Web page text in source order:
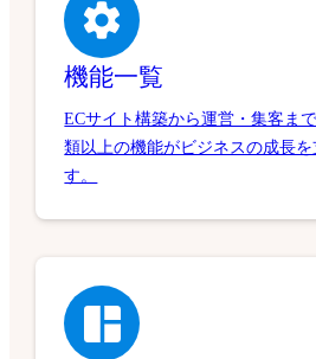
機能一覧
ECサイト構築から運営・集客ま
類以上の機能がビジネスの成長を
す。